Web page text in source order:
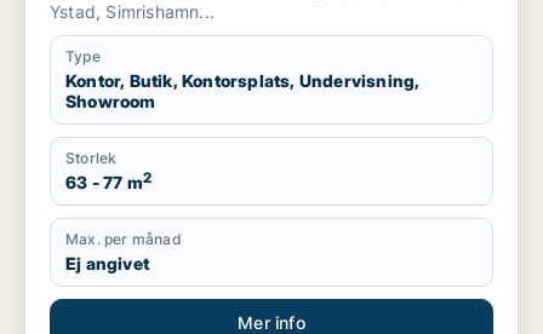
Ystad, Simrishamn...
Type
Kontor, Butik, Kontorsplats, Undervisning,
Showroom
Storlek
63 - 77 m2
Max. per månad
Ej angivet
Mer info